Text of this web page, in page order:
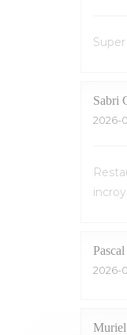
Sabri
2026-
Pascal
2026-
Muriel